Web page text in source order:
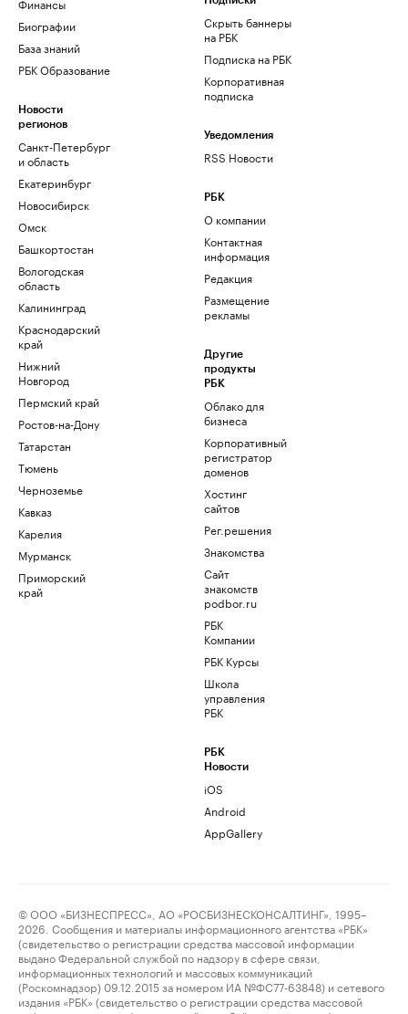
Биографии
База знаний
РБК Образование
Новости
регионов
Санкт-Петербург
и область
Екатеринбург
Новосибирск
Омск
Башкортостан
Вологодская
область
Калининград
Краснодарский
край
Нижний
Новгород
Пермский край
Ростов-на-Дону
Татарстан
Тюмень
Черноземье
Кавказ
Карелия
Мурманск
Приморский
край
Скрыть баннеры
на РБК
Подписка на РБК
Корпоративная
подписка
Уведомления
RSS Новости
РБК
О компании
Контактная
информация
Редакция
Размещение
рекламы
Другие
продукты
РБК
Облако для
бизнеса
Корпоративный
регистратор
доменов
Хостинг
сайтов
Рег.решения
Знакомства
Сайт
знакомств
podbor.ru
РБК
Компании
РБК Курсы
Школа
управления
РБК
РБК
Новости
iOS
Android
AppGallery
© ООО «БИЗНЕСПРЕСС», АО «РОСБИЗНЕСКОНСАЛТИНГ», 1995–
2026. Сообщения и материалы информационного агентства «РБК»
(свидетельство о регистрации средства массовой информации
выдано Федеральной службой по надзору в сфере связи,
информационных технологий и массовых коммуникаций
(Роскомнадзор) 09.12.2015 за номером ИА №ФС77-63848) и сетевого
издания «РБК» (свидетельство о регистрации средства массовой